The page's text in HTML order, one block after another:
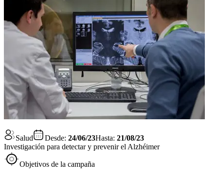
Salud Desde: 24/06/23Hasta: 21/08/23
Investigación para detectar y prevenir el Alzhéimer
Objetivos de la campaña